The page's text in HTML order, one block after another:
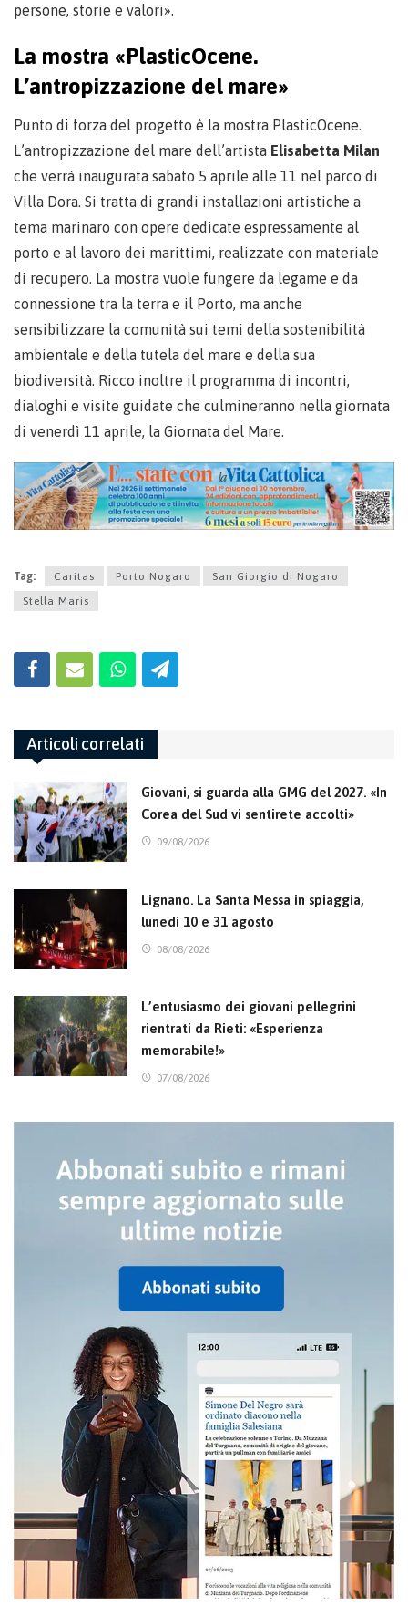
persone, storie e valori».
La mostra «PlasticOcene.
L’antropizzazione del mare»
Punto di forza del progetto è la mostra PlasticOcene.
L’antropizzazione del mare dell’artista Elisabetta Milan
che verrà inaugurata sabato 5 aprile alle 11 nel parco di
Villa Dora. Si tratta di grandi installazioni artistiche a
tema marinaro con opere dedicate espressamente al
porto e al lavoro dei marittimi, realizzate con materiale
di recupero. La mostra vuole fungere da legame e da
connessione tra la terra e il Porto, ma anche
sensibilizzare la comunità sui temi della sostenibilità
ambientale e della tutela del mare e della sua
biodiversità. Ricco inoltre il programma di incontri,
dialoghi e visite guidate che culmineranno nella giornata
di venerdì 11 aprile, la Giornata del Mare.
Tag: Caritas Porto Nogaro
San Giorgio di Nogaro
Stella Maris
Articoli correlati
Giovani, si guarda alla GMG del 2027. «In
Corea del Sud vi sentirete accolti»
09/08/2026
Lignano. La Santa Messa in spiaggia,
lunedì 10 e 31 agosto
08/08/2026
L’entusiasmo dei giovani pellegrini
rientrati da Rieti: «Esperienza
memorabile!»
07/08/2026